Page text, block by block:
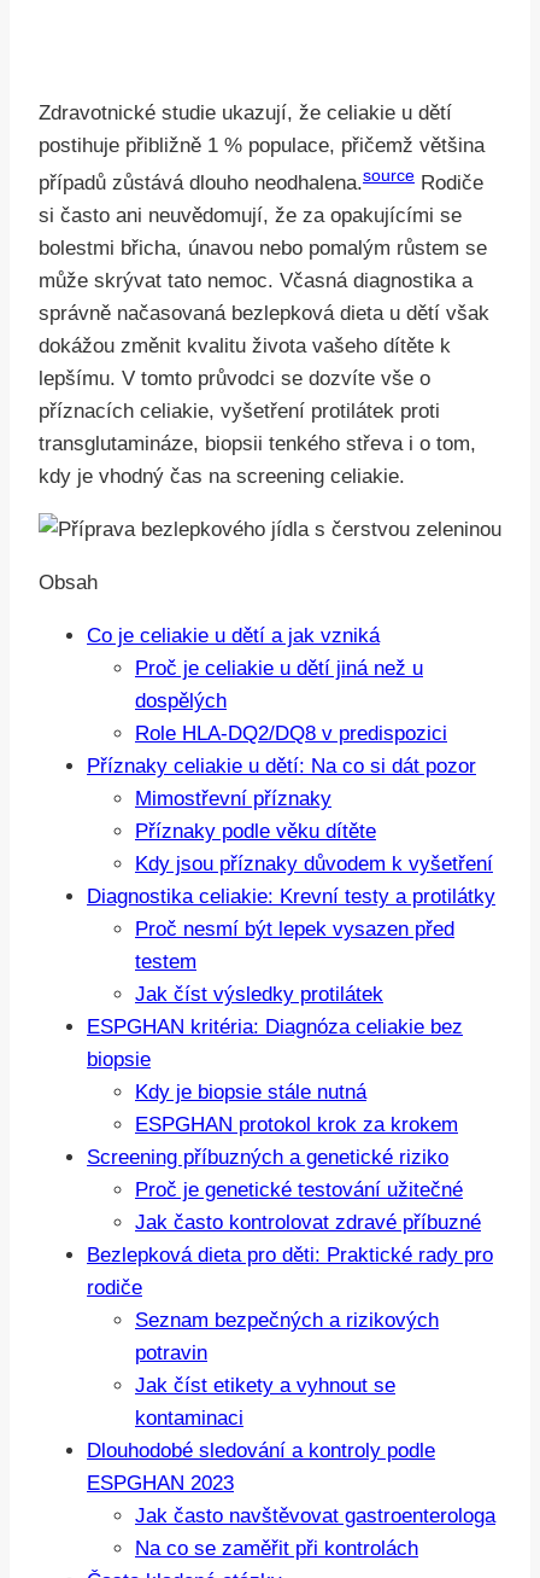
Zdravotnické studie ukazují, že celiakie u dětí
postihuje přibližně 1 % populace, přičemž většina
případů zůstává dlouho neodhalena.source Rodiče
si často ani neuvědomují, že za opakujícími se
bolestmi břicha, únavou nebo pomalým růstem se
může skrývat tato nemoc. Včasná diagnostika a
správně načasovaná bezlepková dieta u dětí však
dokážou změnit kvalitu života vašeho dítěte k
lepšímu. V tomto průvodci se dozvíte vše o
příznacích celiakie, vyšetření protilátek proti
transglutamináze, biopsii tenkého střeva i o tom,
kdy je vhodný čas na screening celiakie.
Obsah
Co je celiakie u dětí a jak vzniká
Proč je celiakie u dětí jiná než u
dospělých
Role HLA-DQ2/DQ8 v predispozici
Příznaky celiakie u dětí: Na co si dát pozor
Mimostřevní příznaky
Příznaky podle věku dítěte
Kdy jsou příznaky důvodem k vyšetření
Diagnostika celiakie: Krevní testy a protilátky
Proč nesmí být lepek vysazen před
testem
Jak číst výsledky protilátek
ESPGHAN kritéria: Diagnóza celiakie bez
biopsie
Kdy je biopsie stále nutná
ESPGHAN protokol krok za krokem
Screening příbuzných a genetické riziko
Proč je genetické testování užitečné
Jak často kontrolovat zdravé příbuzné
Bezlepková dieta pro děti: Praktické rady pro
rodiče
Seznam bezpečných a rizikových
potravin
Jak číst etikety a vyhnout se
kontaminaci
Dlouhodobé sledování a kontroly podle
ESPGHAN 2023
Jak často navštěvovat gastroenterologa
Na co se zaměřit při kontrolách